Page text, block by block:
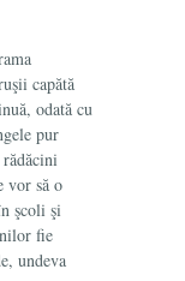
capătă
odată cu
pur
vor să o
şcoli şi
fie
undeva